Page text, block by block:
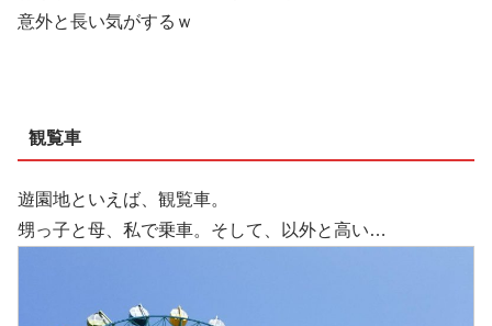
意外と長い気がするｗ
観覧車
遊園地といえば、観覧車。
甥っ子と母、私で乗車。そして、以外と高い…